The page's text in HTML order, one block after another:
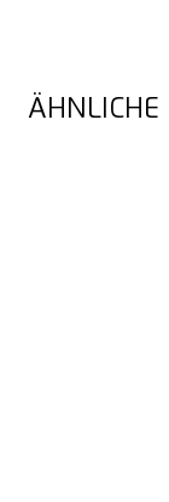
ÄHNLICHE